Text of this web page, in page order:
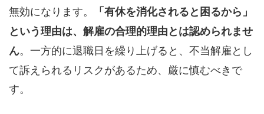
無効になります。
「有休を消化されると困るから」
という理由は、解雇の合理的理由とは認められませ
ん。一方的に退職日を繰り上げると、不当解雇とし
て訴えられるリスクがあるため、厳に慎むべきで
す。